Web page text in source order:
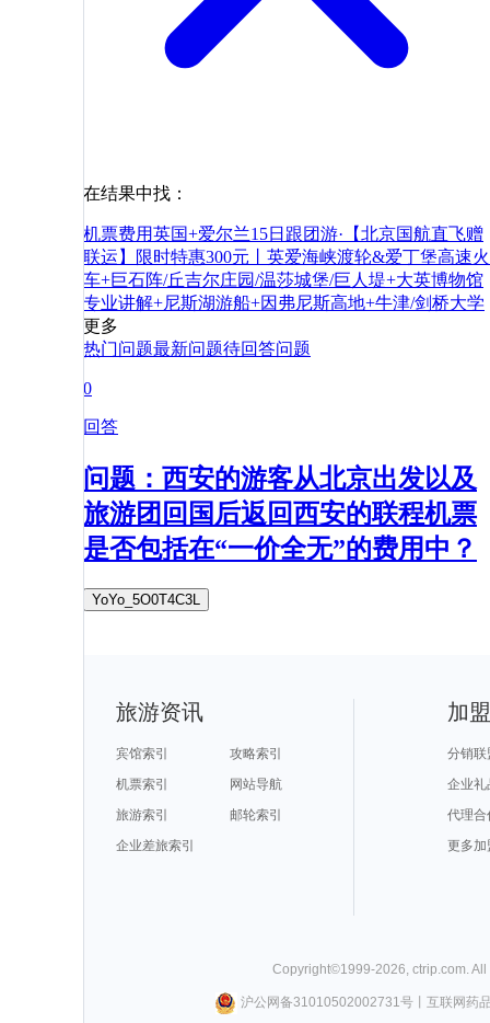
在结果中找：
机票费用英国+爱尔兰15日跟团游·【北京国航直飞赠
联运】限时特惠300元丨英爱海峡渡轮&爱丁堡高速火
车+巨石阵/丘吉尔庄园/温莎城堡/巨人堤+大英博物馆
专业讲解+尼斯湖游船+因弗尼斯高地+牛津/剑桥大学
更多
热门问题最新问题待回答问题
0
回答
问题：西安的游客从北京出发以及
旅游团回国后返回西安的联程机票
是否包括在“一价全无”的费用中？
YoYo_5O0T4C3L
旅游资讯
宾馆索引
攻略索引
机票索引
网站导航
旅游索引
邮轮索引
企业差旅索引
加
分销联
企业礼
代理合
更多加
Copyright©1999-2026 ctrip.com .
沪公网备31010502002731号丨 互联网药